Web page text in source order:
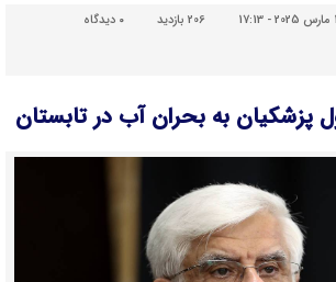
206 بازدید دیدگاه
پزشکیان به بحران آب در تابستان